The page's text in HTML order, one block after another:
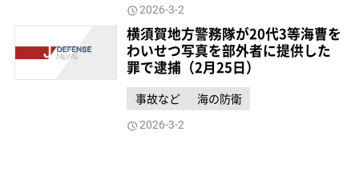
2026-3-2
横須賀地方警務隊が20代3等海曹を
わいせつ写真を部外者に提供した
罪で逮捕（2月25日）
事故など 海の防衛
2026-3-2